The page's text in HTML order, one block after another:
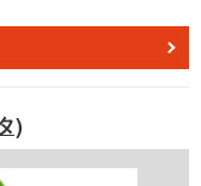
きるお正月、年末
)